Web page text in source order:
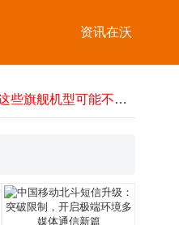
资讯在沃
光联携手利元亨，共话新能源制造AI时代网络新路径与新机遇
广电卡适配指南：哪些手机能用？这些旗舰机型可能不兼容！
Kernelcom“智能键盘”来袭：12.5英寸超宽屏，AMD/Intel双版本可选
苹果换新机数据迁移难？5种实用方法，简单操作轻松搞定数据转移！
星闪E2.0亮相！华为FreeBuds Pro 5开启无线音频新篇，重塑TWS标准